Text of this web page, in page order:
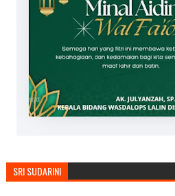
SRI SUDARINI